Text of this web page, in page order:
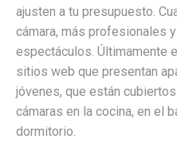
ajusten a tu presupuesto.
cámara, más profesionales
espectáculos. Últimamente
sitios web que presentan
jóvenes, que están
cámaras en la cocina, en el
dormitorio.